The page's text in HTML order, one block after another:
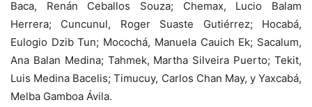
Baca, Renán Ceballos Souza; Chemax, Lucio Balam
Herrera; Cuncunul, Roger Suaste Gutiérrez; Hocabá,
Eulogio Dzib Tun; Mocochá, Manuela Cauich Ek; Sacalum,
Ana Balan Medina; Tahmek, Martha Silveira Puerto; Tekit,
Luis Medina Bacelis; Timucuy, Carlos Chan May, y Yaxcabá,
Melba Gamboa Ávila.